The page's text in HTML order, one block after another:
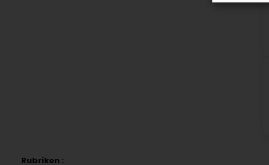
Rubriken :